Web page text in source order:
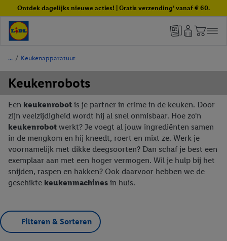
Ontdek dagelijks nieuwe acties! | Gratis verzending¹ vanaf € 60.
/ Keukenapparatuur
Keukenrobots
Een keukenrobot is je partner in crime in de keuken. Door
zijn veelzijdigheid wordt hij al snel onmisbaar. Hoe zo'n
keukenrobot werkt? Je voegt al jouw ingrediënten samen
in de mengkom en hij kneedt, roert en mixt ze. Werk je
voornamelijk met dikke deegsoorten? Dan schaf je best een
exemplaar aan met een hoger vermogen. Wil je hulp bij het
snijden, raspen en hakken? Ook daarvoor hebben we de
geschikte keukenmachines in huis.
Filteren & Sorteren